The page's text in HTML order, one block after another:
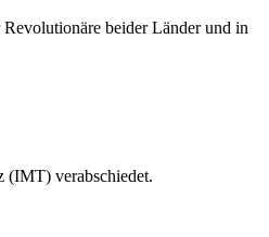
beider Länder und in
(IMT) verabschiedet.